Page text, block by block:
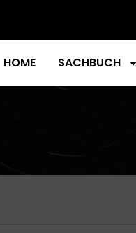
HOME SACHBUCH